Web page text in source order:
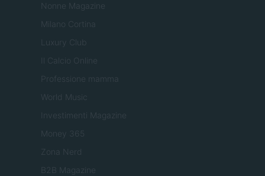
Nonne Magazine
Milano Cortina
Luxury Club
Il Calcio Online
Professione mamma
World Music
Investimenti Magazine
Money 365
Zona Nerd
B2B Magazine